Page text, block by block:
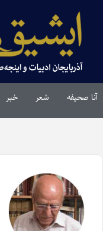
آنا صحیفه شعر خبر